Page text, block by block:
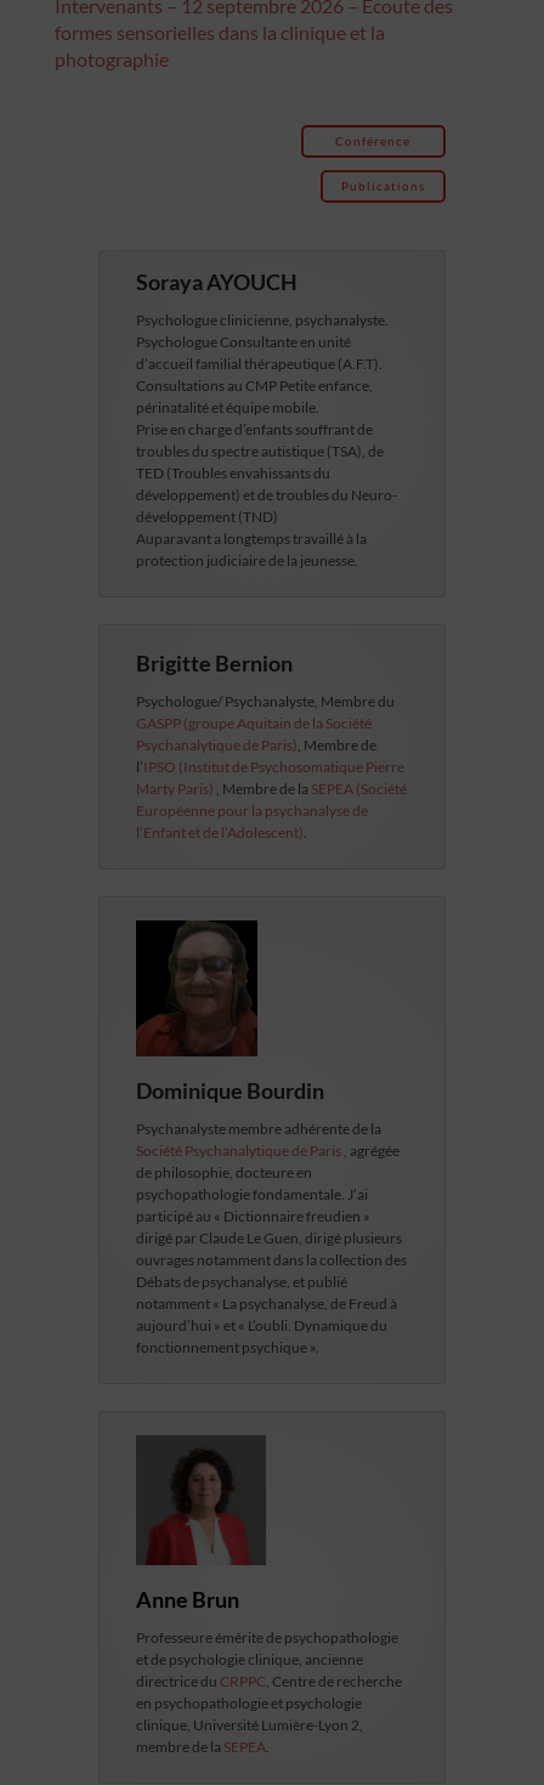
Intervenants – 12 septembre 2026 – Écoute des
formes sensorielles dans la clinique et la
photographie
Conférence
Publications
Soraya AYOUCH
Psychologue clinicienne, psychanalyste.
Psychologue Consultante en unité
d’accueil familial thérapeutique (A.F.T).
Consultations au CMP Petite enfance,
périnatalité et équipe mobile.
Prise en charge d’enfants souffrant de
troubles du spectre autistique (TSA), de
TED (Troubles envahissants du
développement) et de troubles du Neuro-
développement (TND)
Auparavant a longtemps travaillé à la
protection judiciaire de la jeunesse.
Brigitte Bernion
Psychologue/ Psychanalyste, Membre du
GASPP (groupe Aquitain de la Société
Psychanalytique de Paris) , Membre de
l’IPSO (Institut de Psychosomatique Pierre
Marty Paris) , Membre de la SEPEA (Société
Européenne pour la psychanalyse de
l’Enfant et de l’Adolescent)
Dominique Bourdin
Psychanalyste membre adhérente de la
Société Psychanalytique de Paris, agrégée
de philosophie, docteure en
psychopathologie fondamentale. J’ai
participé au « Dictionnaire freudien »
dirigé par Claude Le Guen, dirigé plusieurs
ouvrages notamment dans la collection des
Débats de psychanalyse, et publié
notamment « La psychanalyse, de Freud à
aujourd’hui » et « L’oubli. Dynamique du
fonctionnement psychique ».
Anne Brun
Professeure émérite de psychopathologie
et de psychologie clinique, ancienne
directrice du CRPPC, Centre de recherche
en psychopathologie et psychologie
clinique, Université Lumière-Lyon 2,
membre de la SEPEA.